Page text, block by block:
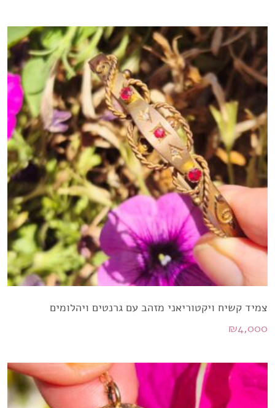
צמיד קשיח ויקטוריאני מזהב עם גרנטים ויהלומים
₪4,000